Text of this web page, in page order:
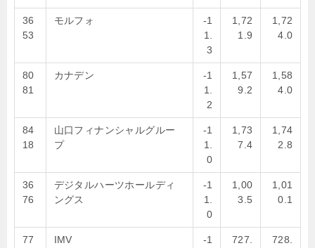
36
53
モルフォ
-1
1.
3
1,72
1.9
1,72
4.0
80
81
カナデン
-1
1.
2
1,57
9.2
1,58
4.0
84
18
山口フィナンシャルグルー
プ
-1
1.
0
1,73
7.4
1,74
2.8
36
76
デジタルハーツホールディ
ングス
-1
1.
0
1,00
3.5
1,01
0.1
77
IMV
-1
727.
728.